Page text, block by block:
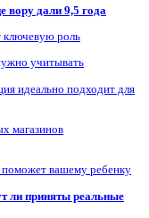
вору дали 9,5 года
ключевую роль
учитывать
идеально подходит для
магазинов
вашему ребенку
ли приняты реальные